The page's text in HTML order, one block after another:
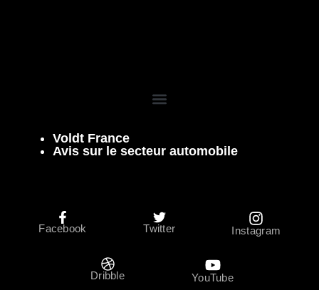
Voldt France
Avis sur le secteur automobile
Facebook Twitter Instagram
Dribble YouTube